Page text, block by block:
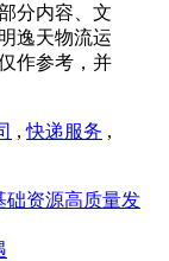
分内容、文
逸天物流运
作参考，并
,快递服务 ,
础资源高质量发